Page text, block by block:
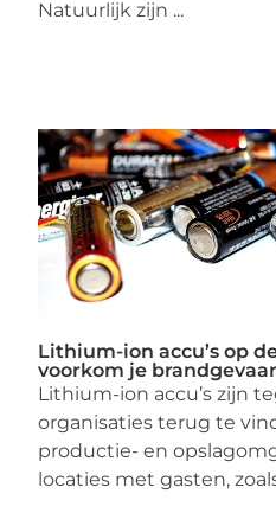
Natuurlijk zijn ...
Lithium-ion accu’s op
voorkom je brandgevaar
Lithium-ion accu’s zijn
organisaties terug te
productie- en
locaties met gasten,